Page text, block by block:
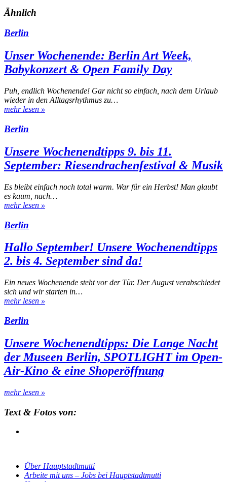
Ähnlich
Berlin
Unser Wochenende: Berlin Art Week,
Babykonzert & Open Family Day
Puh, endlich Wochenende! Gar nicht so einfach, nach dem Urlaub
wieder in den Alltagsrhythmus zu…
mehr lesen »
Berlin
Unsere Wochenendtipps 9. bis 11.
September: Riesendrachenfestival & Musik
Es bleibt einfach noch total warm. War für ein Herbst! Man glaubt
es kaum, nach…
mehr lesen »
Berlin
Hallo September! Unsere Wochenendtipps
2. bis 4. September sind da!
Ein neues Wochenende steht vor der Tür. Der August verabschiedet
sich und wir starten in…
mehr lesen »
Berlin
Unsere Wochenendtipps: Die Lange Nacht
der Museen Berlin, SPOTLIGHT im Open-
Air-Kino & eine Shoperöffnung
mehr lesen »
Text & Fotos von:
Über Hauptstadtmutti
Arbeite mit uns – Jobs bei Hauptstadtmutti